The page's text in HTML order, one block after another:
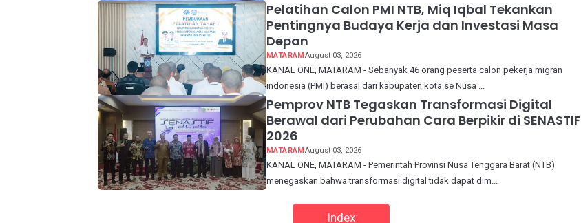
Pelatihan Calon PMI NTB, Miq Iqbal Tekankan
Pentingnya Budaya Kerja dan Investasi Masa
Depan
MATARAM August 03, 2026
KANAL ONE, MATARAM - Sebanyak 46 orang peserta calon pekerja migran
indonesia (PMI) berasal dari kabupaten kota se Nusa ...
Pemprov NTB Tegaskan Transformasi Digital
Berawal dari Perubahan Cara Berpikir di SENASTIF
2026
MATARAM August 03, 2026
KANAL ONE, MATARAM - Pemerintah Provinsi Nusa Tenggara Barat (NTB)
menegaskan bahwa transformasi digital tidak dapat dim...
Index